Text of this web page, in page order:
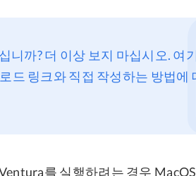
니까? 더 이상 보지 마십시오. 여
드 링크와 직접 작성하는 방법에
를 실행하려는 경우